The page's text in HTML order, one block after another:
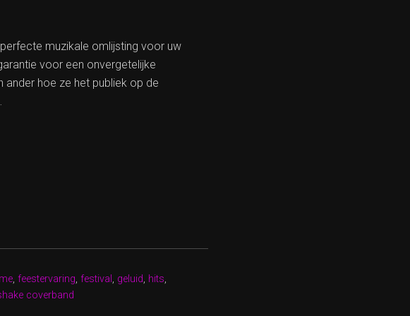
muzikale omlijsting voor uw
voor een onvergetelijke
ander hoe ze het publiek op de
, feestervaring, festival , geluid, hits,
coverband